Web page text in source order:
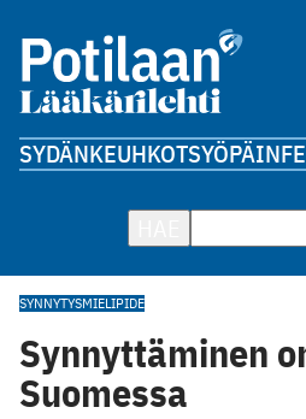
SYDÄNKEUHKOTSYÖPÄ
SYNNYTYSMIELIPIDE
Synnyttäminen
Suomessa